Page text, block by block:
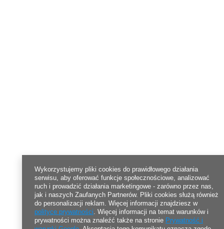
Wykorzystujemy pliki cookies do prawidłowego działania
serwisu, aby oferować funkcje społecznościowe, analizować
ruch i prowadzić działania marketingowe - zarówno przez nas,
jak i naszych Zaufanych Partnerów. Pliki cookies służą również
do personalizacji reklam. Więcej informacji znajdziesz w
polityce prywatności. Więcej informacji na temat warunków i
prywatności można znaleźć także na stronie Prywatność i